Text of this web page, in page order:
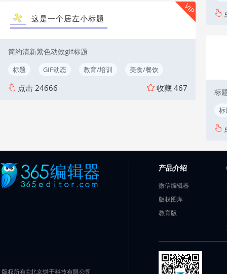
这是一个居左小标题
简约清新紫色动效gif标题
标题 GIF动态 教育/培训 美食/餐饮
点击 24666 收藏 467
VIP
标
标
版权所有©北京饼干科技有限公司
产品介绍
微信编辑器
版权图库
教育版